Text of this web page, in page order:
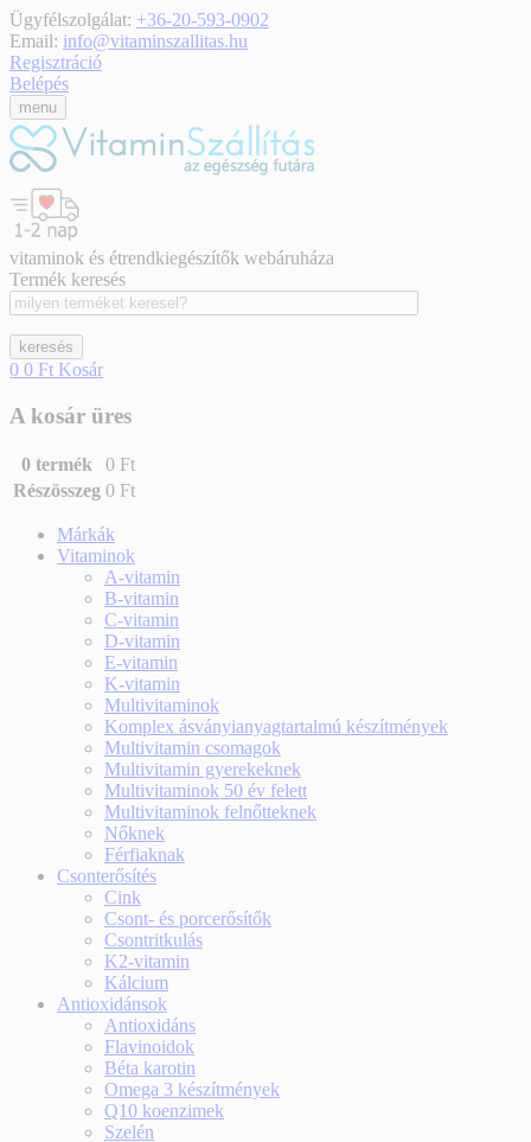
Ügyfélszolgálat: +36-20-593-0902
Email: info@vitaminszallitas.hu
Regisztráció
Belépés
menu
vitaminok és étrendkiegészítők webáruháza
Termék keresés
keresés
0 0 Ft Kosár
A kosár üres
0 termék
0 Ft
Részösszeg 0 Ft
Márkák
Vitaminok
A-vitamin
B-vitamin
C-vitamin
D-vitamin
E-vitamin
K-vitamin
Multivitaminok
Komplex ásványianyagtartalmú készítmények
Multivitamin csomagok
Multivitamin gyerekeknek
Multivitaminok 50 év felett
Multivitaminok felnőtteknek
Nőknek
Férfiaknak
Csonterősítés
Cink
Csont- és porcerősítők
Csontritkulás
K2-vitamin
Kálcium
Antioxidánsok
Antioxidáns
Flavinoidok
Béta karotin
Omega 3 készítmények
Q10 koenzimek
Szelén